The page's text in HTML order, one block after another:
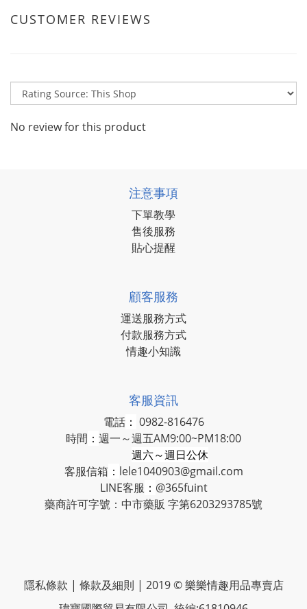
CUSTOMER REVIEWS
No review for this product
注意事項
下單教學
售後服務
貼心提醒
顧客服務
運送服務方式
付款服務方式
情趣小知識
客服資訊
電話： 0982-816476
時間 ： 週一～週五AM9:00~PM18:00
週六～週日公休
客服信箱 ： lele1040903@gmail.com
LINE客服 ： @365fuint
藥商許可字號：中市藥販 字第6203293785號
隱私條款 | 條款及細則 | 2019 © 樂樂情趣用品專賣店